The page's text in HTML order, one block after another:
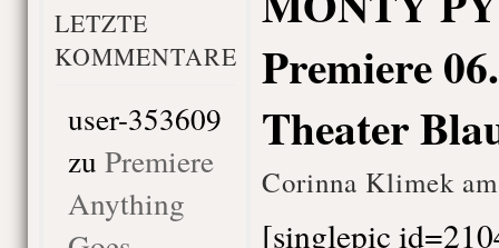
LETZTE
KOMMENTARE
user-353609
zu Premiere
Anything
Premiere
Theater
Corinna Klimek
[singlepic